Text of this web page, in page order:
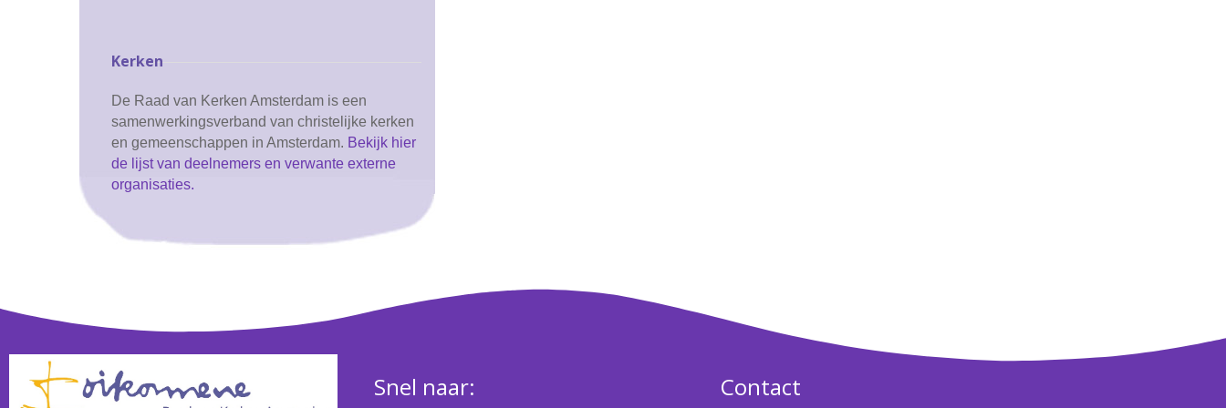
Kerken
De Raad van Kerken Amsterdam is een
samenwerkingsverband van christelijke kerken
en gemeenschappen in Amsterdam. Bekijk hier
de lijst van deelnemers en verwante externe
organisaties.
Snel naar: Contact